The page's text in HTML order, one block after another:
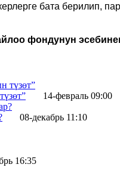
бата берилип,
фондунун
14-февраль 09:00
08-декабрь 11:10
16:35